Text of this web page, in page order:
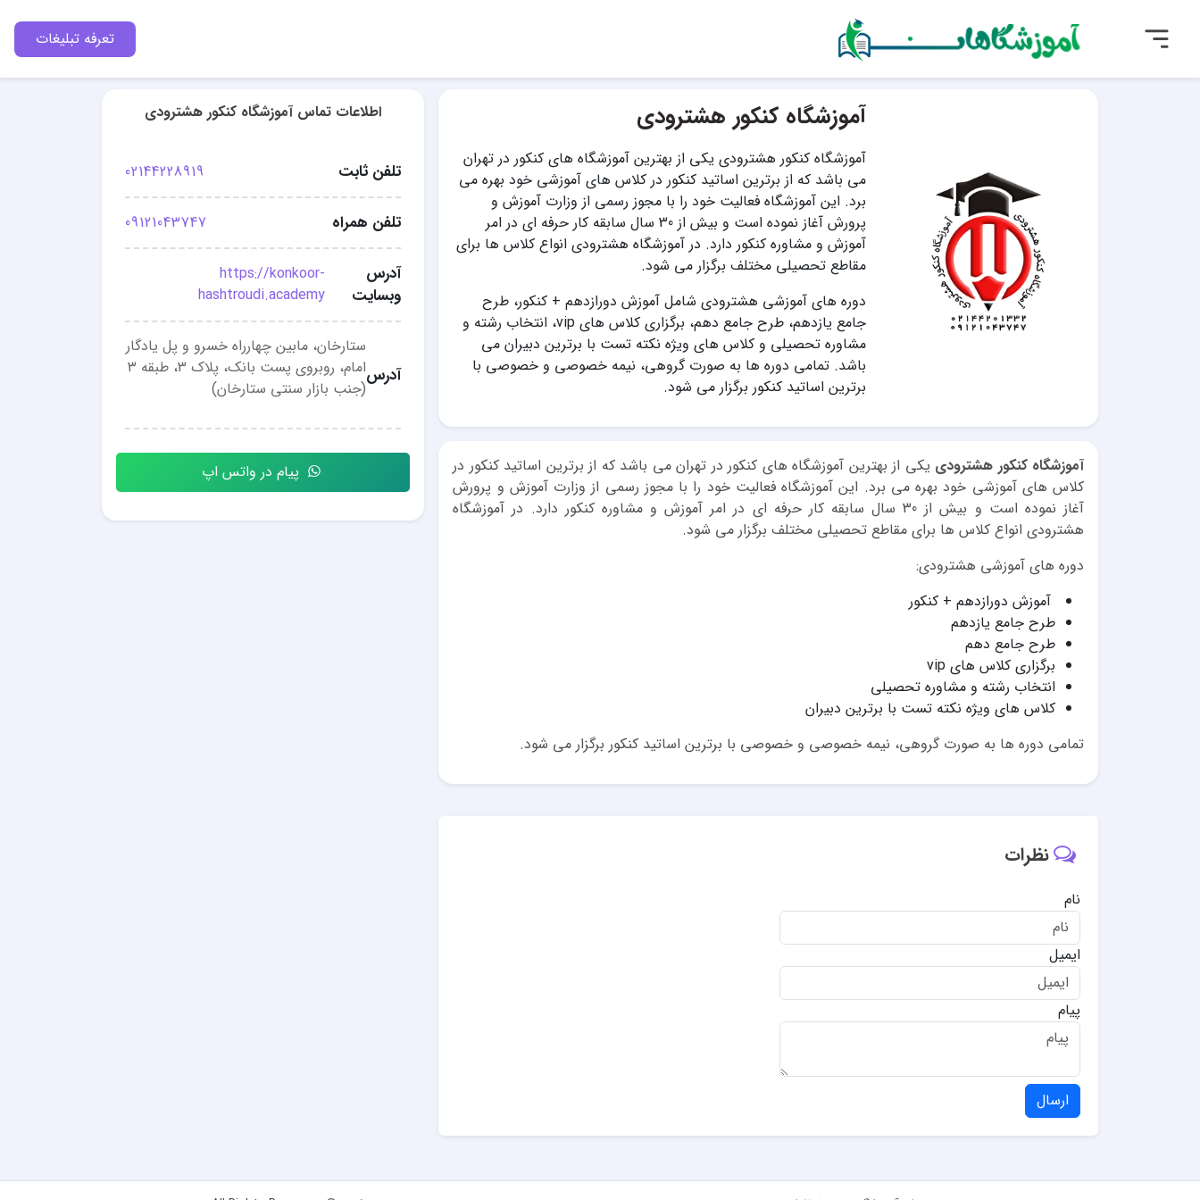
تعرفه تبلیغات
آموزشگاه کنکور هشترودی
آموزشگاه کنکور هشترودی یکی از بهترین آموزشگاه های کنکور در تهران
می باشد که از برترین اساتید کنکور در کلاس های آموزشی خود بهره می
برد. این آموزشگاه فعالیت خود را با مجوز رسمی از وزارت آموزش و
پرورش آغاز نموده است و بیش از 30 سال سابقه کار حرفه ای در امر
آموزش و مشاوره کنکور دارد. در آموزشگاه هشترودی انواع کلاس ها برای
مقاطع تحصیلی مختلف برگزار می شود.
دوره های آموزشی هشترودی شامل آموزش دورازدهم + کنکور، طرح
جامع یازدهم، طرح جامع دهم، برگزاری کلاس های vip، انتخاب رشته و
مشاوره تحصیلی و کلاس های ویژه نکته تست با برترین دبیران می
باشد. تمامی دوره ها به صورت گروهی، نیمه خصوصی و خصوصی با
برترین اساتید کنکور برگزار می شود.
آموزشگاه کنکور هشترودی یکی از بهترین آموزشگاه های کنکور در تهران می باشد که از برترین اساتید کنکور در
کلاس های آموزشی خود بهره می برد. این آموزشگاه فعالیت خود را با مجوز رسمی از وزارت آموزش و پرورش
آغاز نموده است و بیش از 30 سال سابقه کار حرفه ای در امر آموزش و مشاوره کنکور دارد. در آموزشگاه
هشترودی انواع کلاس ها برای مقاطع تحصیلی مختلف برگزار می شود.
دوره های آموزشی هشترودی:
آموزش دورازدهم + کنکور
طرح جامع یازدهم
طرح جامع دهم
برگزاری کلاس های vip
انتخاب رشته و مشاوره تحصیلی
کلاس های ویژه نکته تست با برترین دبیران
تمامی دوره ها به صورت گروهی، نیمه خصوصی و خصوصی با برترین اساتید کنکور برگزار می شود.
نظرات
نام
ایمیل
پیام
ارسال
اطلاعات تماس آموزشگاه کنکور هشترودی
تلفن ثابت 02144228919
تلفن همراه 09121043747
آدرس
وبسایت
https://konkoor-
hashtroudi.academy
آدرس
ستارخان، مابین چهارراه خسرو و پل یادگار
امام، روبروی پست بانک، پلاک 3، طبقه 3
(جنب بازار سنتی ستارخان)
پیام در واتس اپ